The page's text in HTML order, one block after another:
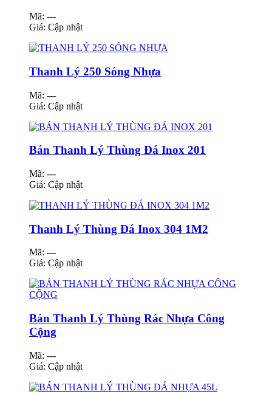
Mã: ---
Giá: Cập nhật
Thanh Lý 250 Sóng Nhựa
Mã: ---
Giá: Cập nhật
Bán Thanh Lý Thùng Đá Inox 201
Mã: ---
Giá: Cập nhật
Thanh Lý Thùng Đá Inox 304 1M2
Mã: ---
Giá: Cập nhật
Bán Thanh Lý Thùng Rác Nhựa Công
Cộng
Mã: ---
Giá: Cập nhật